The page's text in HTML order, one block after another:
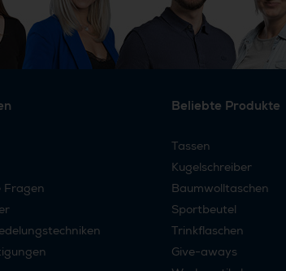
Fragen
Beliebte Produkte
Tassen
Kugelschreiber
Baumwolltaschen
Sportbeutel
Trinkflaschen
Give-aways